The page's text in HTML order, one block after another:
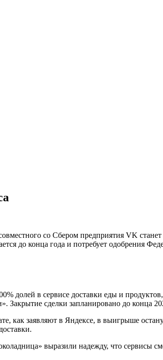
со Сбером предприятия VK станет
до конца года и потребует одобрения
долей в сервисе доставки еды и
Закрытие сделки запланировано до конца
как заявляют в Яндексе, в выигрыше
выразили надежду, что сервисы